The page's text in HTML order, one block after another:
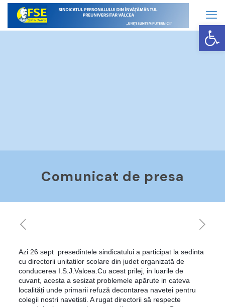
Comunicat de presa
Azi 26 sept presedintele sindicatului a participat la sedinta
cu directorii unitatilor scolare din judet organizată de
conducerea I.S.J.Valcea.Cu acest prilej, in luarile de
cuvant, acesta a sesizat problemele apărute in cateva
localități unde primarii refuză decontarea navetei pentru
colegii nostri navetisti. A rugat directorii să respecte